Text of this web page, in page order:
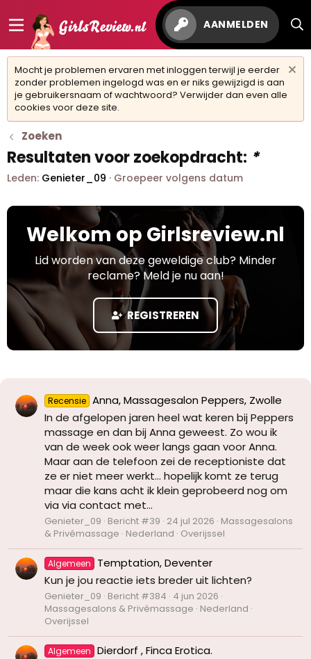
AANMELDEN
Mocht je problemen ervaren met inloggen terwijl je eerder
zonder problemen ingelogd was en er niks gewijzigd is aan
je gebruikersnaam of wachtwoord? Verwijder dan even alle
cookies voor deze site.
Zoeken
Resultaten voor zoekopdracht: *
Leden: Genieter_09 Groepeer volgens datum
Welkom op Girlsreview.nl
Lid worden van deze geweldige club? Minder
reclame? Meld je nu aan!
REGISTREREN
Recensie Anna, Massagesalon Peppers, Zwolle
In de afgelopen jaren heel wat keren bij Peppers
massage en dan bij Anna geweest. Zo wou ik
van de week ook weer langs gaan voor Anna.
Maar aan de telefoon zei de receptioniste dat
ze er niet meer werkt... hopelijk komt ze terug
maar die kans acht ik klein geprobeerd nog om
via via contact met...
Genieter_09 Bericht #39 24 jul 2026 Massagesalons
& Privémassage Nederland Overijssel
Algemeen
Temptation, Deventer
Kun je jou reactie iets breder uit lichten?
Genieter_09 Bericht #384 4 jun 2026
Massagesalons & Privémassage Nederland
Overijssel
Algemeen
Dierdorf , Finca Erotica.